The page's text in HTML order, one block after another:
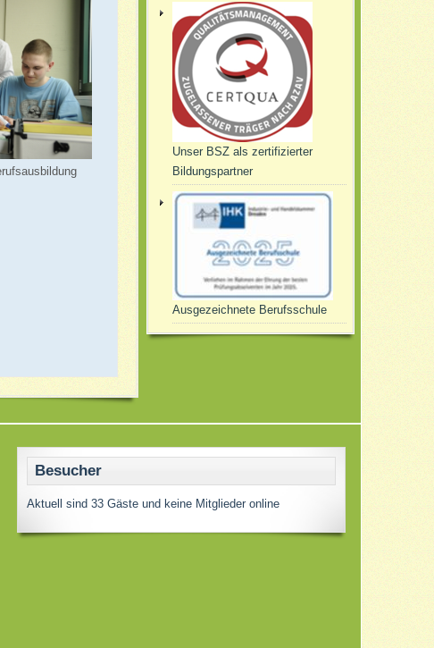
Unser BSZ als zertifizierter
Bildungspartner
Ausgezeichnete Berufsschule
Besucher
Aktuell sind 33 Gäste und keine Mitglieder online